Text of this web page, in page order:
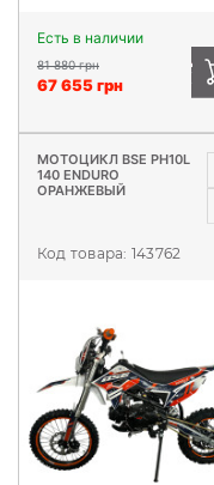
Есть в наличии
81 880 грн
67 655 грн
МОТОЦИКЛ BSE PH10L
140 ENDURO
ОРАНЖЕВЫЙ
Код товара: 143762